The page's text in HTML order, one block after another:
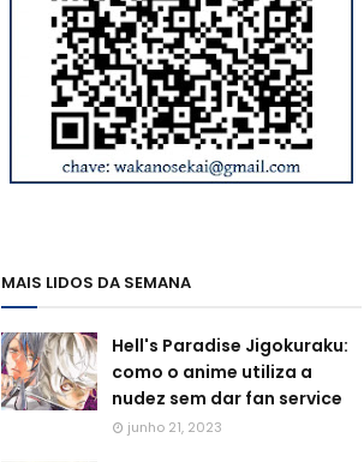
MAIS LIDOS DA SEMANA
Hell's Paradise Jigokuraku:
como o anime utiliza a
nudez sem dar fan service
junho 21, 2023